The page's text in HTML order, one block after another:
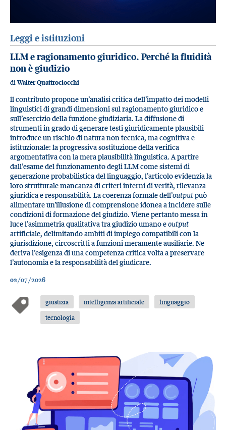
Leggi e istituzioni
LLM e ragionamento giuridico. Perché la fluidità
non è giudizio
diWalter Quattrociocchi
ll contributo propone un’analisi critica dell’impatto dei modelli
linguistici di grandi dimensioni sul ragionamento giuridico e
sull’esercizio della funzione giudiziaria. La diffusione di
strumenti in grado di generare testi giuridicamente plausibili
introduce un rischio di natura non tecnica, ma cognitiva e
istituzionale: la progressiva sostituzione della verifica
argomentativa con la mera plausibilità linguistica. A partire
dall’esame del funzionamento degli LLM come sistemi di
generazione probabilistica del linguaggio, l’articolo evidenzia la
loro strutturale mancanza di criteri interni di verità, rilevanza
giuridica e responsabilità. La coerenza formale dell’outputpuò
alimentare un’illusione di comprensione idonea a incidere sulle
condizioni di formazione del giudizio. Viene pertanto messa in
luce l’asimmetria qualitativa tra giudizio umano eoutput
artificiale, delimitando ambiti di impiego compatibili con la
giurisdizione, circoscritti a funzioni meramente ausiliarie. Ne
deriva l’esigenza di una competenza critica volta a preservare
l’autonomia e la responsabilità del giudicare.
02/07/2026
giustizia intelligenza artificiale
linguaggio
tecnologia